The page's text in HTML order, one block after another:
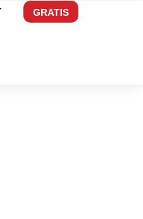
GRATIS